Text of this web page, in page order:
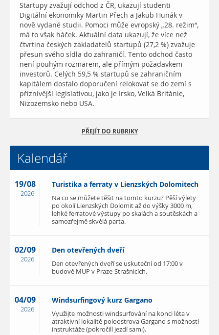
Startupy zvažují odchod z ČR, ukazují studenti
Digitální ekonomiky Martin Přech a Jakub Hunák v
nově vydané studii. Pomoci může evropský „28. režim“,
má to však háček. Aktuální data ukazují, že více než
čtvrtina českých zakladatelů startupů (27,2 %) zvažuje
přesun svého sídla do zahraničí. Tento odchod často
není pouhým rozmarem, ale přímým požadavkem
investorů. Celých 59,5 % startupů se zahraničním
kapitálem dostalo doporučení relokovat se do zemí s
příznivější legislativou, jako je Irsko, Velká Británie,
Nizozemsko nebo USA.
PŘEJÍT DO RUBRIKY
Kalendář
19/08
2026
Turistika a ferraty v Lienzských Dolomitech
Na co se můžete těšit na tomto kurzu? Pěší výlety
po okolí Lienzských Dolomit až do výšky 3000 m,
lehké ferratové výstupy po skalách a soutěskách a
samozřejmě skvělá parta.
02/09
2026
Den otevřených dveří
Den otevřených dveří se uskuteční od 17:00 v
budově MUP v Praze-Strašnicích.
04/09
2026
Windsurfingový kurz Gargano
Využijte možnosti windsurfování na konci léta v
atraktivní lokalitě poloostrova Gargano s možností
instruktáže (pokročilí jezdí sami).